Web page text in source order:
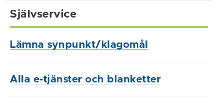
Självservice
Lämna synpunkt/klagomål
Alla e-tjänster och blanketter